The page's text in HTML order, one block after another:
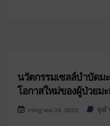
นวัตกรรมเซลล์บำบัดมะเ
โอกาสใหม่ของผู้ป่วยมะ
กรกฎาคม 24, 2023 จุฬ